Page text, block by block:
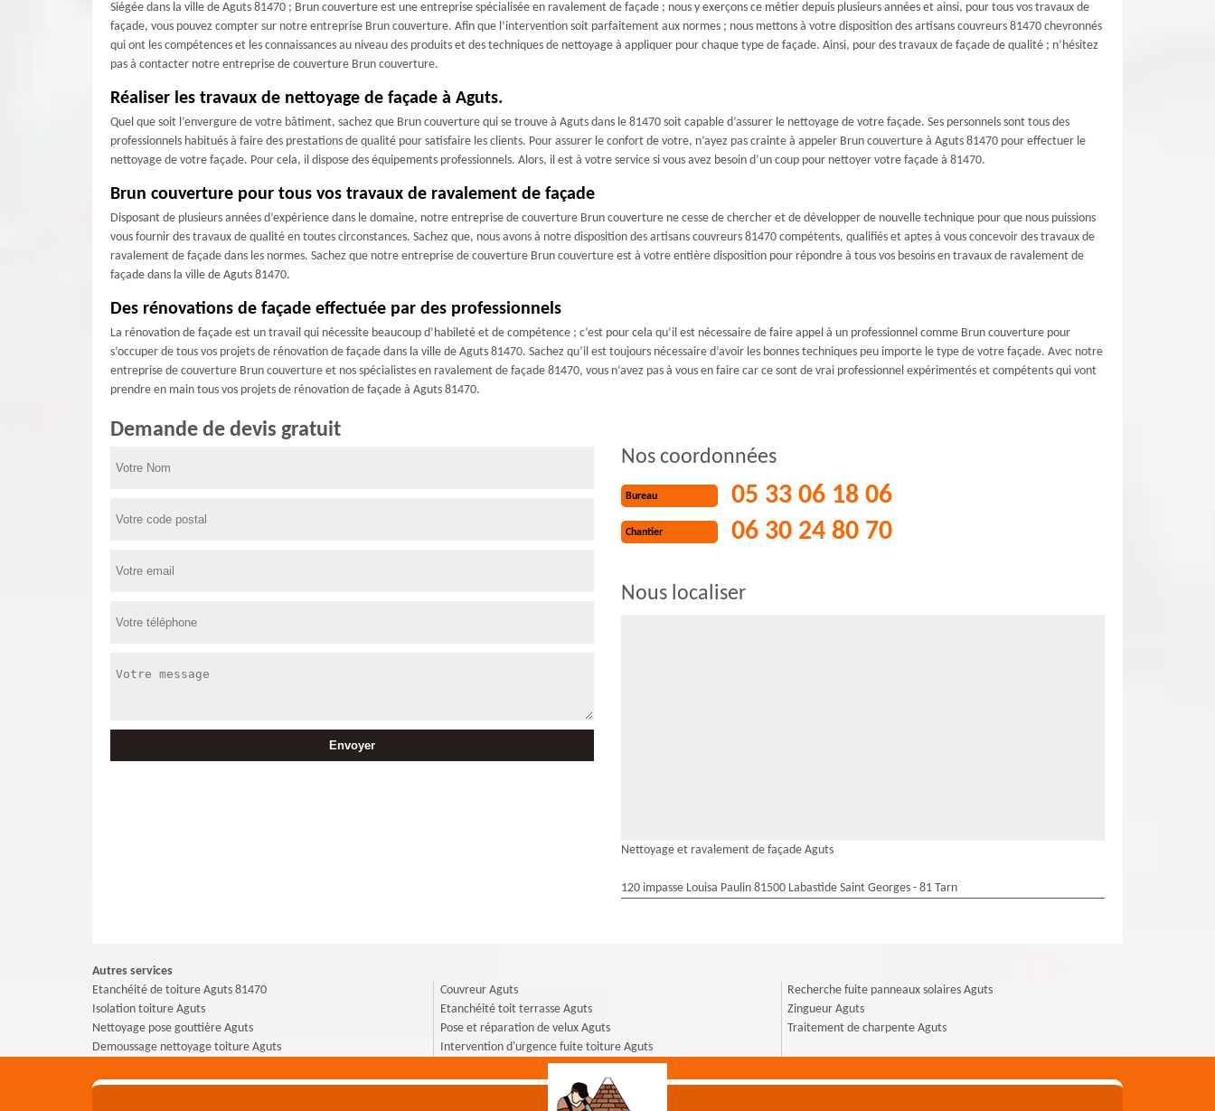
Siégée dans la ville de Aguts 81470 ; Brun couverture est une entreprise spécialisée en ravalement de façade ; nous y exerçons ce métier depuis plusieurs années et ainsi, pour tous vos travaux de
façade, vous pouvez compter sur notre entreprise Brun couverture. Afin que l’intervention soit parfaitement aux normes ; nous mettons à votre disposition des artisans couvreurs 81470 chevronnés
qui ont les compétences et les connaissances au niveau des produits et des techniques de nettoyage à appliquer pour chaque type de façade. Ainsi, pour des travaux de façade de qualité ; n’hésitez
pas à contacter notre entreprise de couverture Brun couverture.
Réaliser les travaux de nettoyage de façade à Aguts.
Quel que soit l’envergure de votre bâtiment, sachez que Brun couverture qui se trouve à Aguts dans le 81470 soit capable d’assurer le nettoyage de votre façade. Ses personnels sont tous des
professionnels habitués à faire des prestations de qualité pour satisfaire les clients. Pour assurer le confort de votre, n’ayez pas crainte à appeler Brun couverture à Aguts 81470 pour effectuer le
nettoyage de votre façade. Pour cela, il dispose des équipements professionnels. Alors, il est à votre service si vous avez besoin d’un coup pour nettoyer votre façade à 81470.
Brun couverture pour tous vos travaux de ravalement de façade
Disposant de plusieurs années d’expérience dans le domaine, notre entreprise de couverture Brun couverture ne cesse de chercher et de développer de nouvelle technique pour que nous puissions
vous fournir des travaux de qualité en toutes circonstances. Sachez que, nous avons à notre disposition des artisans couvreurs 81470 compétents, qualifiés et aptes à vous concevoir des travaux de
ravalement de façade dans les normes. Sachez que notre entreprise de couverture Brun couverture est à votre entière disposition pour répondre à tous vos besoins en travaux de ravalement de
façade dans la ville de Aguts 81470.
Des rénovations de façade effectuée par des professionnels
La rénovation de façade est un travail qui nécessite beaucoup d’habileté et de compétence ; c’est pour cela qu’il est nécessaire de faire appel à un professionnel comme Brun couverture pour
s’occuper de tous vos projets de rénovation de façade dans la ville de Aguts 81470. Sachez qu’il est toujours nécessaire d’avoir les bonnes techniques peu importe le type de votre façade. Avec notre
entreprise de couverture Brun couverture et nos spécialistes en ravalement de façade 81470, vous n’avez pas à vous en faire car ce sont de vrai professionnel expérimentés et compétents qui vont
prendre en main tous vos projets de rénovation de façade à Aguts 81470.
Demande de devis gratuit
Nos coordonnées
Bureau 05 33 06 18 06
Chantier 06 30 24 80 70
Nous localiser
Nettoyage et ravalement de façade Aguts
120 impasse Louisa Paulin 81500 Labastide Saint Georges - 81 Tarn
Autres services
Etanchéité de toiture Aguts 81470
Isolation toiture Aguts
Nettoyage pose gouttière Aguts
Demoussage nettoyage toiture Aguts
Couvreur Aguts
Etanchéité toit terrasse Aguts
Pose et réparation de velux Aguts
Intervention d'urgence fuite toiture Aguts
Recherche fuite panneaux solaires Aguts
Zingueur Aguts
Traitement de charpente Aguts